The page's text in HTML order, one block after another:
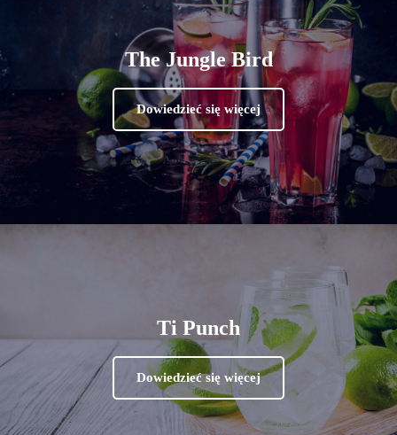
The Jungle Bird
Dowiedzieć się więcej
Ti Punch
Dowiedzieć się więcej